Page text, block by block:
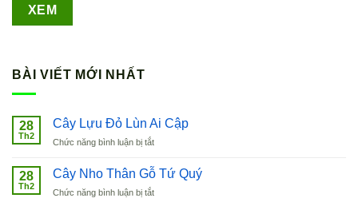
BÀI VIẾT MỚI NHẤT
28
Th2
Cây Lựu Đỏ Lùn Ai Cập
Chức năng bình luận bị tắtở
Lựu
Lùn
28
Th2
Cây Nho Thân Gỗ Tứ Quý
Chức năng bình luận bị tắtở